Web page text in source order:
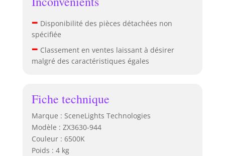
– Disponibilité des pièces détachées non
spécifiée
– Classement en ventes laissant à désirer
malgré des caractéristiques égales
Fiche technique
Marque : SceneLights Technologies
Modèle : ZX3630-944
Couleur : 6500K
Poids : 4 kg